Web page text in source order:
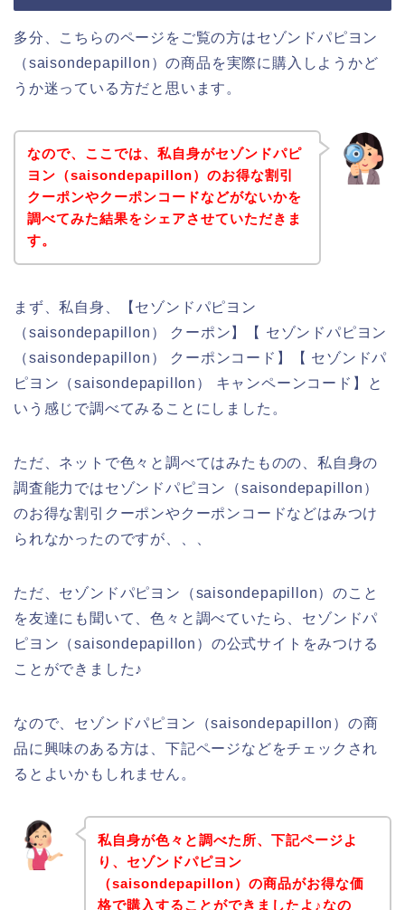
多分、こちらのページをご覧の方はセゾンドパピヨン
（saisondepapillon）の商品を実際に購入しようかど
うか迷っている方だと思います。
なので、ここでは、私自身がセゾンドパピ
ヨン（saisondepapillon）のお得な割引
クーポンやクーポンコードなどがないかを
調べてみた結果をシェアさせていただきま
す。
まず、私自身、【セゾンドパピヨン
（saisondepapillon） クーポン】【 セゾンドパピヨン
（saisondepapillon） クーポンコード】【 セゾンドパ
ピヨン（saisondepapillon） キャンペーンコード】と
いう感じで調べてみることにしました。
ただ、ネットで色々と調べてはみたものの、私自身の
調査能力ではセゾンドパピヨン（saisondepapillon）
のお得な割引クーポンやクーポンコードなどはみつけ
られなかったのですが、、、
ただ、セゾンドパピヨン（saisondepapillon）のこと
を友達にも聞いて、色々と調べていたら、セゾンドパ
ピヨン（saisondepapillon）の公式サイトをみつける
ことができました♪
なので、セゾンドパピヨン（saisondepapillon）の商
品に興味のある方は、下記ページなどをチェックされ
るとよいかもしれません。
私自身が色々と調べた所、下記ページよ
り、セゾンドパピヨン
（saisondepapillon）の商品がお得な価
格で購入することができましたよ♪なの